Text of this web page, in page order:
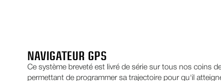
NAVIGATEUR GPS
Ce système breveté est livré de série sur tous nos coins
permettant de programmer sa trajectoire pour qu'il